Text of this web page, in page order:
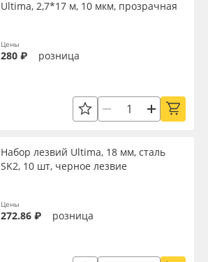
Ultima, 2,7*17 м, 10 мкм, прозрачная
Цены
280 ₽ розница
Набор лезвий Ultima, 18 мм, сталь
SK2, 10 шт, черное лезвие
Цены
272.86 ₽ розница